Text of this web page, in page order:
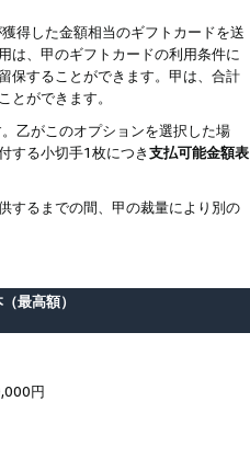
得した金額相当のギフトカードを送
は、甲のギフトカードの利用条件に
保することができます。甲は、合計
ができます。
乙がこのオプションを選択した場
する小切手1枚につき支払可能金額表
するまでの間、甲の裁量により別の
最高額）
円